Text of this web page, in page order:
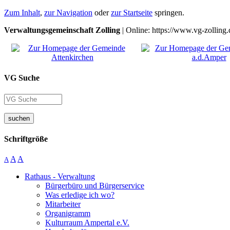
Zum Inhalt, zur Navigation oderzur Startseite springen.
Verwaltungsgemeinschaft Zolling | Online: https://www.vg-
VG Suche
suchen
Schriftgröße
A A A
Rathaus - Verwaltung
Bürgerbüro und Bürgerservice
Was erledige ich wo?
Mitarbeiter
Organigramm
Kulturraum Ampertal e.V.